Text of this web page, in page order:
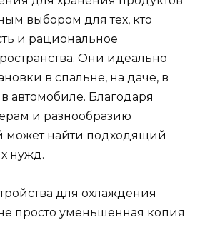
выбором для тех, кто
и рациональное
Они идеально
в спальне, на даче, в
автомобиле. Благодаря
и разнообразию
может найти подходящий
нужд.
для охлаждения
просто уменьшенная копия